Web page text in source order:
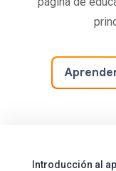
Introducción al